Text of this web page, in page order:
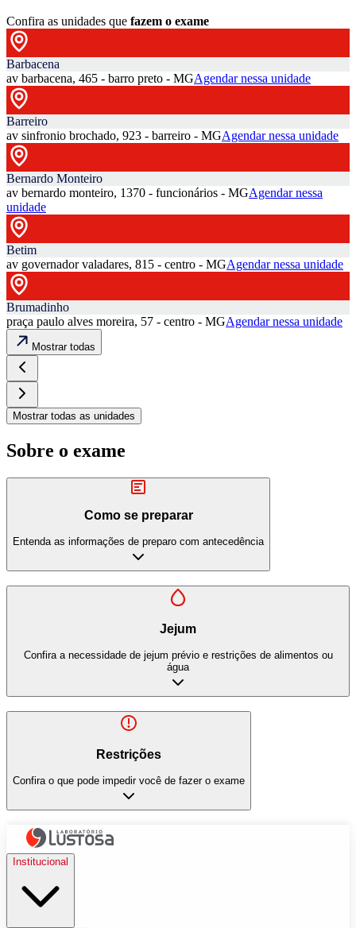
Confira as unidades que fazem o exame
Barbacena
av barbacena, 465 - barro preto - MGAgendar nessa unidade
Barreiro
av sinfronio brochado, 923 - barreiro - MGAgendar nessa unidade
Bernardo Monteiro
av bernardo monteiro, 1370 - funcionários - MGAgendar nessa
unidade
Betim
av governador valadares, 815 - centro - MGAgendar nessa unidade
Brumadinho
praça paulo alves moreira, 57 - centro - MGAgendar nessa unidade
Mostrar todas
Mostrar todas as unidades
Sobre o exame
Como se preparar
Entenda as informações de preparo com antecedência
Jejum
Confira a necessidade de jejum prévio e restrições de alimentos ou
água
Restrições
Confira o que pode impedir você de fazer o exame
Institucional